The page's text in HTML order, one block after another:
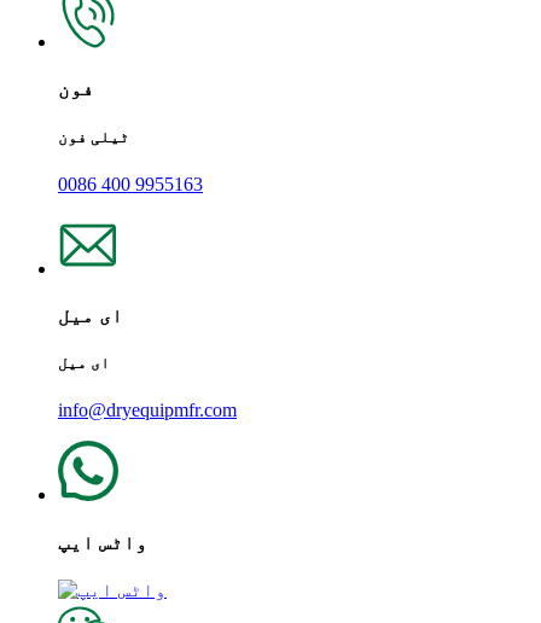
فون
ٹیلی فون
0086 400 9955163
ای میل
ای میل
info@dryequipmfr.com
واٹس ایپ